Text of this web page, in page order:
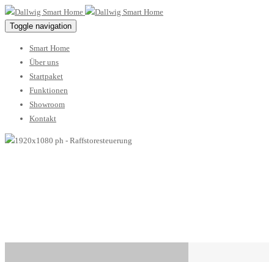
Toggle navigation
Smart Home
Über uns
Startpaket
Funktionen
Showroom
Kontakt